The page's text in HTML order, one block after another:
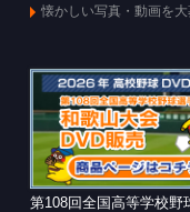
懐かしい写真・動画を大
第108回全国高等学校野